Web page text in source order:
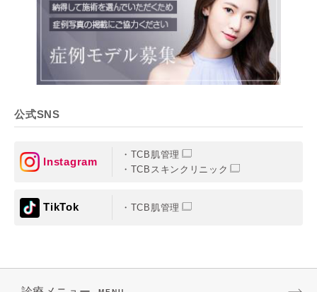
公式SNS
Instagram
TCB肌管理
TCBスキンクリニック
TikTok TCB肌管理